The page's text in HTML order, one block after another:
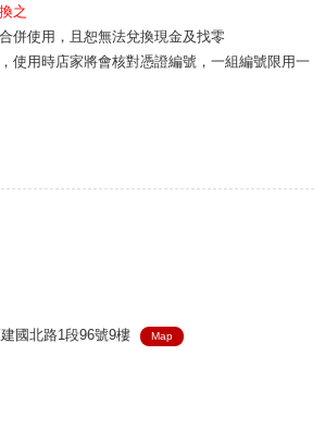
之
併使用，且恕無法兌換現金及找零
使用時店家將會核對憑證編號，一組編號限用一
國北路1段96號9樓
Map